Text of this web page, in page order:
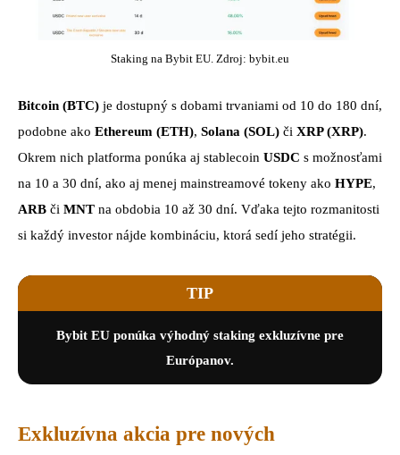
Staking na Bybit EU. Zdroj: bybit.eu
Bitcoin (BTC) je dostupný s dobami trvaniami od 10 do 180 dní,
podobne ako Ethereum (ETH), Solana (SOL) či XRP (XRP).
Okrem nich platforma ponúka aj stablecoin USDC s možnosťami
na 10 a 30 dní, ako aj menej mainstreamové tokeny ako HYPE,
ARB či MNT na obdobia 10 až 30 dní. Vďaka tejto rozmanitosti
si každý investor nájde kombináciu, ktorá sedí jeho stratégii.
TIP
Bybit EU ponúka výhodný staking exkluzívne pre
Európanov.
Exkluzívna akcia pre nových